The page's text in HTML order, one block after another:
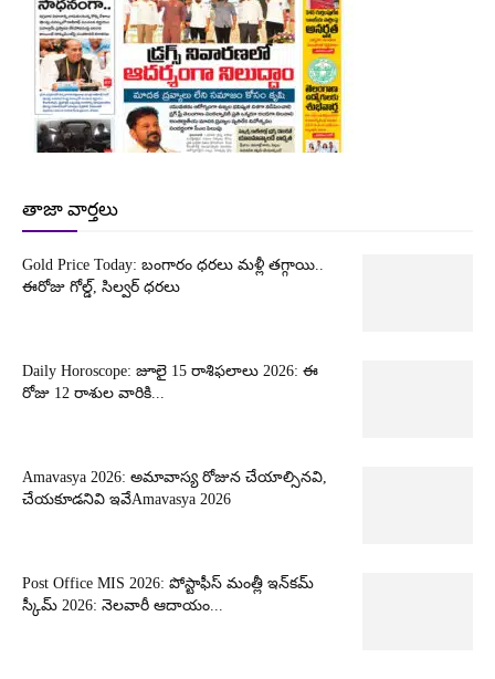
తాజా వార్తలు
Gold Price Today: బంగారం ధరలు మళ్లీ తగ్గాయి..
ఈరోజు గోల్డ్, సిల్వర్ ధరలు
Daily Horoscope: జూలై 15 రాశిఫలాలు 2026: ఈ
రోజు 12 రాశుల వారికి...
Amavasya 2026: అమావాస్య రోజున చేయాల్సినవి,
చేయకూడనివి ఇవేAmavasya 2026
Post Office MIS 2026: పోస్టాఫీస్ మంత్లీ ఇన్‌కమ్
స్కీమ్ 2026: నెలవారీ ఆదాయం...